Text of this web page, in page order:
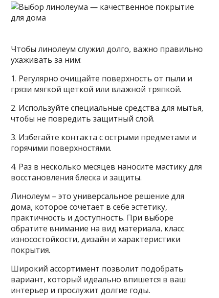
Чтобы линолеум служил долго, важно правильно
ухаживать за ним:
1. Регулярно очищайте поверхность от пыли и
грязи мягкой щеткой или влажной тряпкой.
2. Используйте специальные средства для мытья,
чтобы не повредить защитный слой.
3. Избегайте контакта с острыми предметами и
горячими поверхностями.
4. Раз в несколько месяцев наносите мастику для
восстановления блеска и защиты.
Линолеум – это универсальное решение для
дома, которое сочетает в себе эстетику,
практичность и доступность. При выборе
обратите внимание на вид материала, класс
износостойкости, дизайн и характеристики
покрытия.
Широкий ассортимент позволит подобрать
вариант, который идеально впишется в ваш
интерьер и прослужит долгие годы.